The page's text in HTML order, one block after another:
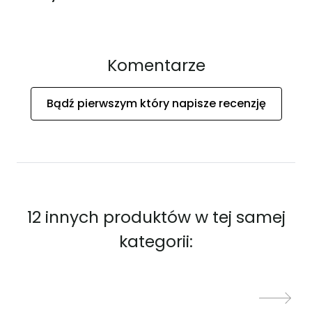
Komentarze
Bądź pierwszym który napisze recenzję
12 innych produktów w tej samej
kategorii: